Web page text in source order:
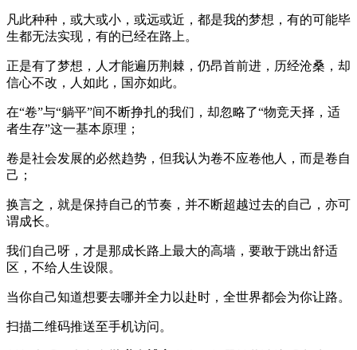
凡此种种，或大或小，或远或近，都是我的梦想，有的可能毕
生都无法实现，有的已经在路上。
正是有了梦想，人才能遍历荆棘，仍昂首前进，历经沧桑，却
信心不改，人如此，国亦如此。
在“卷”与“躺平”间不断挣扎的我们，却忽略了“物竞天择，适
者生存”这一基本原理；
卷是社会发展的必然趋势，但我认为卷不应卷他人，而是卷自
己；
换言之，就是保持自己的节奏，并不断超越过去的自己，亦可
谓成长。
我们自己呀，才是那成长路上最大的高墙，要敢于跳出舒适
区，不给人生设限。
当你自己知道想要去哪并全力以赴时，全世界都会为你让路。
扫描二维码推送至手机访问。